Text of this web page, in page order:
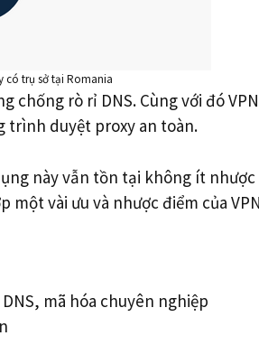
có trụ sở tại Romania
chống rò rỉ DNS. Cùng với đó
trình duyệt proxy an toàn.
này vẫn tồn tại không ít nhược
vài ưu và nhược điểm của
mã hóa chuyên nghiệp